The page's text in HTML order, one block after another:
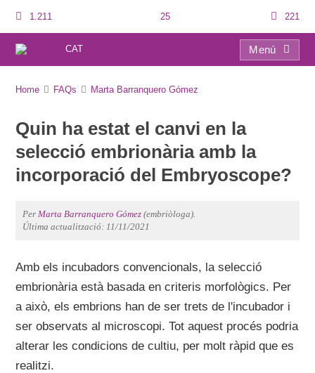
1.211 25 221
CAT
Menú
Home FAQs Marta Barranquero Gómez
Quin ha estat el canvi en la
selecció embrionària amb la
incorporació del Embryoscope?
PerMarta Barranquero Gómez (embriòloga).
Última actualització: 11/11/2021
Amb els incubadors convencionals, la selecció
embrionària està basada en criteris morfològics. Per
a això, els embrions han de ser trets de l'incubador i
ser observats al microscopi. Tot aquest procés podria
alterar les condicions de cultiu, per molt ràpid que es
realitzi.